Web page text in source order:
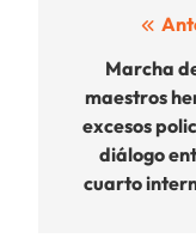
entradas
Marcha
maestros
excesos
diálogo
cuarto